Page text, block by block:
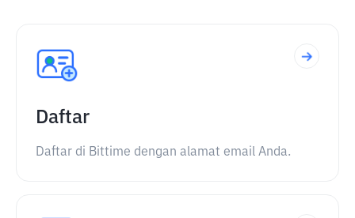
Daftar
Daftar di Bittime dengan alamat email Anda.